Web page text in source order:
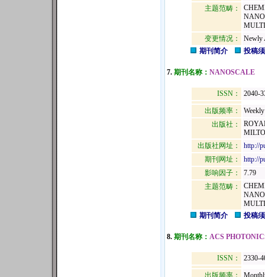
主题范畴：
变更情况：
Newly
期刊简介
投稿
7. 期刊名称： NANOSCALE
ISSN： 2040-
出版频率：
Weekly
出版社：
出版社网址：
http://
期刊网址：
http://
影响因子：
7.79
主题范畴：
期刊简介
投稿
8. 期刊名称： ACS
ISSN： 2330-
出版频率：